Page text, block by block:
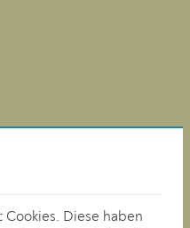
Diese haben